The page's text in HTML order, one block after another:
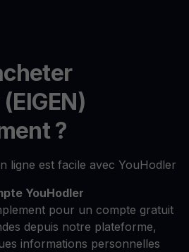
?
ligne est facile avec YouHodler
YouHodler
pour un compte gratuit
depuis notre plateforme,
informations personnelles